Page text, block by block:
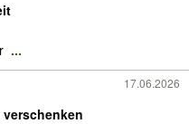
...
17.06.2026